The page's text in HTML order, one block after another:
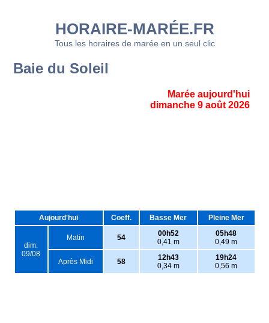
HORAIRE-MARÉE.FR
Tous les horaires de marée en un seul clic
Baie du Soleil
Marée aujourd'hui
dimanche 9 août 2026
Aujourd'hui Coeff. Basse Mer Pleine Mer
dim.
09/08
Matin 54
00h52
0,41 m
05h48
0,49 m
Après Midi 58
12h43
0,34 m
19h24
0,56 m